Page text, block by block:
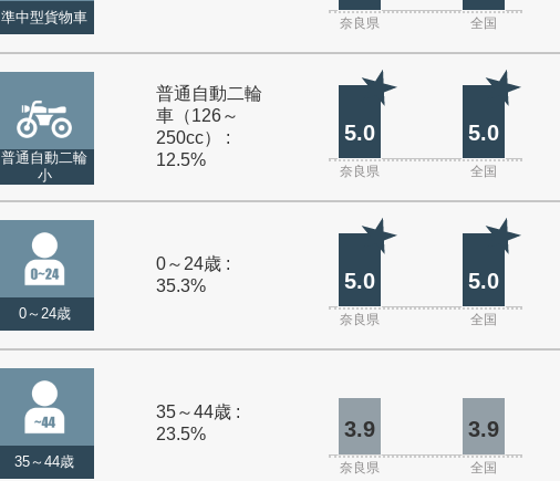
準中型貨物車 奈良県 全国
普通自動二輪
小
普通自動二輪
車（126～
250cc） :
12.5%
5.0 5.0
奈良県 全国
0～24歳
0～24歳 :
35.3%
5.0 5.0
奈良県 全国
35～44歳
35～44歳 :
23.5%
3.9 3.9
奈良県 全国